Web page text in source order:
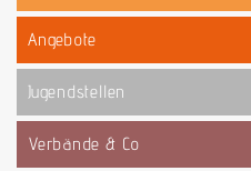
Angebote
Jugendstellen
Verbände & Co